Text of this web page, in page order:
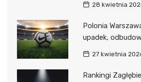
28 kwietnia
Polonia
upadek,
27 kwietnia
Rankingi